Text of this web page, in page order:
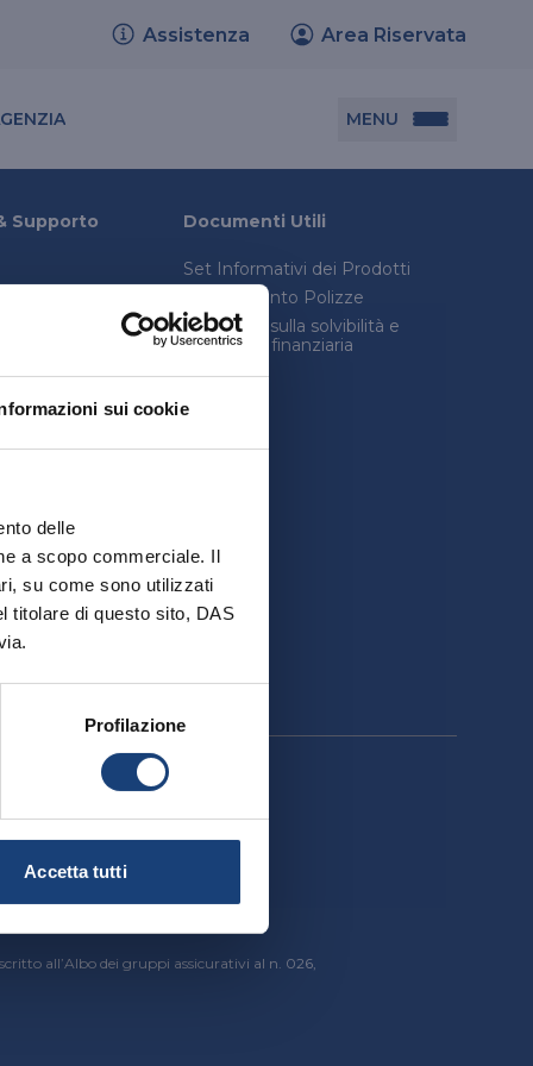
sui cookie
delle
a scopo commerciale. Il
su come sono utilizzati
titolare di questo sito, DAS
Profilazione
Accetta tutti
Assistenza Area Riservata
MENU
Documenti utili
Set informativi dei prodotti
Trasferimento polizze
Supporto Documenti Utili
Set Informativi dei Prodotti
Trasferimento Polizze
Relazione sulla solvibilità e
condizioni finanziaria
all’Albo dei gruppi assicurativi al n. 026,